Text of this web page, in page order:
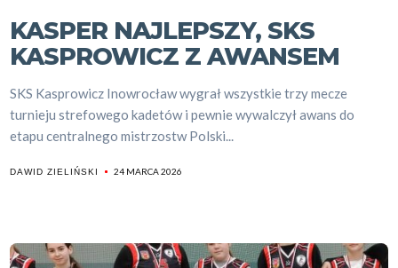
KASPER NAJLEPSZY, SKS
KASPROWICZ Z AWANSEM
SKS Kasprowicz Inowrocław wygrał wszystkie trzy mecze
turnieju strefowego kadetów i pewnie wywalczył awans do
etapu centralnego mistrzostw Polski...
DAWID ZIELIŃSKI 24 MARCA 2026